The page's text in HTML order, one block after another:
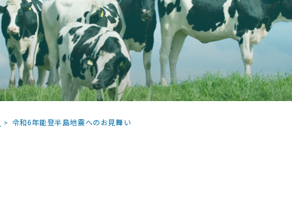
令和6年能登半島地震へのお見舞い